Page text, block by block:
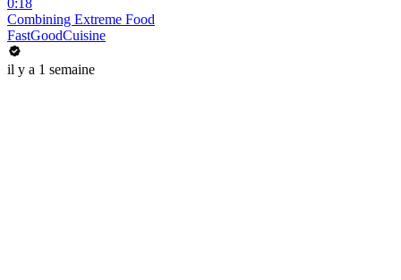
0:18
Combining Extreme Food
FastGoodCuisine
il y a 1 semaine